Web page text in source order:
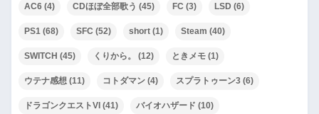
AC6 (4) CDほぼ全部歌う (45) FC (3) LSD (6)
PS1 (68) SFC (52) short (1) Steam (40)
SWITCH (45) くりから。 (12) ときメモ (1)
ウテナ感想 (11) コトダマン (4) スプラトゥーン3 (6)
ドラゴンクエストVI (41) バイオハザード (10)